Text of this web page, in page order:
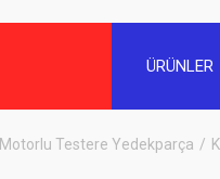
ÜRÜNLER
Motorlu Testere Yedekparça